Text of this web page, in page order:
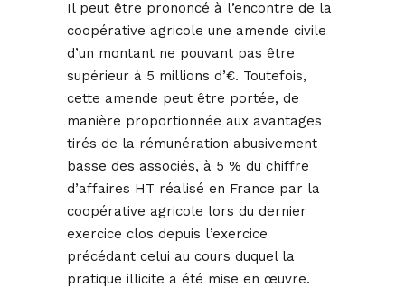
Il peut être prononcé à l’encontre de la
coopérative agricole une amende civile
d’un montant ne pouvant pas être
supérieur à 5 millions d’€. Toutefois,
cette amende peut être portée, de
manière proportionnée aux avantages
tirés de la rémunération abusivement
basse des associés, à 5 % du chiffre
d’affaires HT réalisé en France par la
coopérative agricole lors du dernier
exercice clos depuis l’exercice
précédant celui au cours duquel la
pratique illicite a été mise en œuvre.